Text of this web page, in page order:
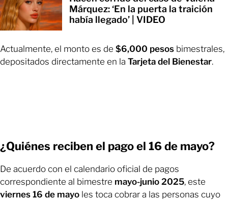
Márquez: ‘En la puerta la traición
había llegado’ | VIDEO
Actualmente, el monto es de $6,000 pesos bimestrales,
depositados directamente en la Tarjeta del Bienestar.
¿Quiénes reciben el pago el 16 de mayo?
De acuerdo con el calendario oficial de pagos
correspondiente al bimestre mayo-junio 2025, este
viernes 16 de mayo les toca cobrar a las personas cuyo